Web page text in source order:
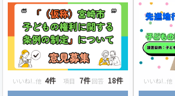
いいね!..他 4件 項目 7件 回答 18件 いいね!..他